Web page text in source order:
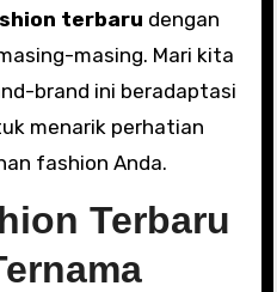
terbaru dengan
masing. Mari kita
brand ini beradaptasi
menarik perhatian
fashion Anda.
Terbaru